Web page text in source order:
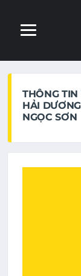
THÔNG
HẢI
NGỌC SƠN